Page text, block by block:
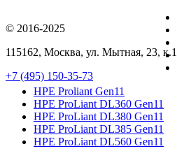
© 2016-2025
115162, Москва, ул. Мытная, 23, к.1
+7 (495) 150-35-73
HPE Proliant Gen11
HPE ProLiant DL360 Gen11
HPE ProLiant DL380 Gen11
HPE ProLiant DL385 Gen11
HPE ProLiant DL560 Gen11